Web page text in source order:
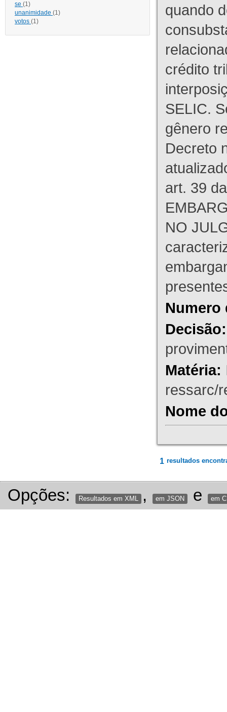
se (1)
unanimidade (1)
votos (1)
quando
crédito
SELIC.
gênero
Decreto
art. 39
NO
Numero
Decisão:
Matéria:
ressarc/
Nome
1 resultados
Opções: Resultados em XML , em JSON e em